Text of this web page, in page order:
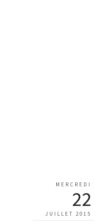
MERCREDI
22
JUILLET 2015